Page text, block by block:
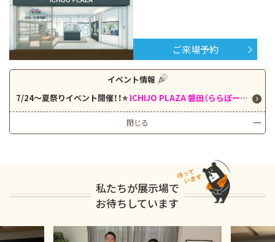
ご来場予約
イベント情報
7/24～夏祭りイベント開催！！⭐ ICHIJO PLAZA 磐田（ららぽーと磐田）⭐
閉じる
私たちが展示場で
お待ちしています